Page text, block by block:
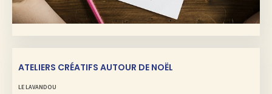
ATELIERS CRÉATIFS AUTOUR DE NOËL
LE LAVANDOU